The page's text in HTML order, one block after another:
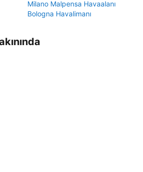
Milano Malpensa Havaalanı
Bologna Havalimanı